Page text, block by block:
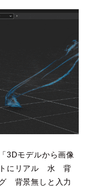
3Dモデルから画像
トにリアル 水 背
背景無しと入力